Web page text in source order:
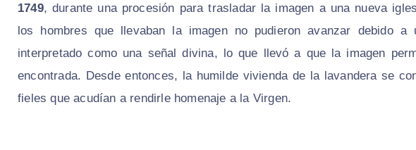
1749, durante una procesión para trasladar la imagen a una nueva
los hombres que llevaban la imagen no pudieron avanzar debido
interpretado como una señal divina, lo que llevó a que la imagen
encontrada. Desde entonces, la humilde vivienda de la lavandera se
fieles que acudían a rendirle homenaje a la Virgen.